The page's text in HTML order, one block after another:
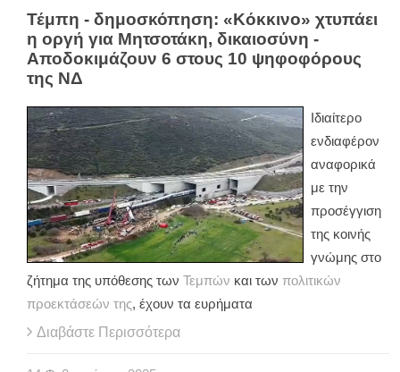
Τέμπη - δημοσκόπηση: «Κόκκινο» χτυπάει
η οργή για Μητσοτάκη, δικαιοσύνη -
Αποδοκιμάζουν 6 στους 10 ψηφοφόρους
της ΝΔ
Ιδιαίτερο
ενδιαφέρον
αναφορικά
με την
προσέγγιση
της κοινής
γνώμης στο
ζήτημα της υπόθεσης των Τεμπών και των πολιτικών
προεκτάσεών της, έχουν τα ευρήματα
Διαβάστε Περισσότερα